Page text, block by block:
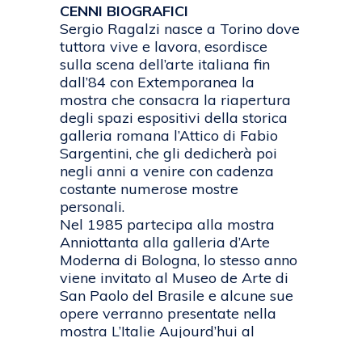
CENNI BIOGRAFICI
Sergio Ragalzi nasce a Torino dove
tuttora vive e lavora, esordisce
sulla scena dell’arte italiana fin
dall’84 con Extemporanea la
mostra che consacra la riapertura
degli spazi espositivi della storica
galleria romana l’Attico di Fabio
Sargentini, che gli dedicherà poi
negli anni a venire con cadenza
costante numerose mostre
personali.
Nel 1985 partecipa alla mostra
Anniottanta alla galleria d’Arte
Moderna di Bologna, lo stesso anno
viene invitato al Museo de Arte di
San Paolo del Brasile e alcune sue
opere verranno presentate nella
mostra L’Italie Aujourd’hui al